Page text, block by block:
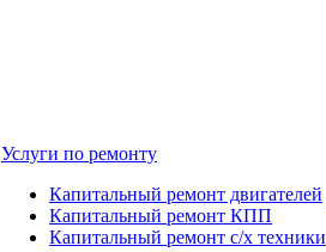
Услуги по ремонту
Капитальный ремонт двигателей
Капитальный ремонт КПП
Капитальный ремонт с/х техники